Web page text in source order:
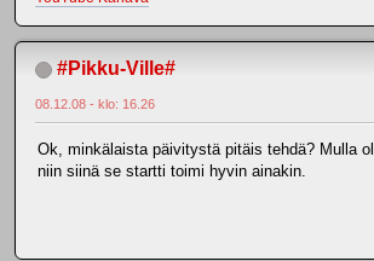
#Pikku-Ville#
08.12.08 - klo: 16.26
Ok, minkälaista päivitystä pitäis tehdä? Mulla
niin siinä se startti toimi hyvin ainakin.